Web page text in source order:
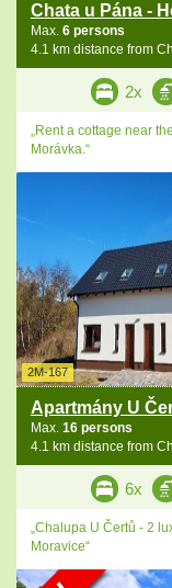
Chata u Pána -
Max. 6 persons
4.1 km distance from
2x
„Rent a cottage near
Morávka.“
2M-167
Apartmány U
Max. 16 persons
4.1 km distance from
6x
„Chalupa U Čertů - 2
Moravice“